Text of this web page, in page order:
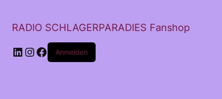
RADIO SCHLAGERPARADIES Fanshop
LinkedIn
Instagram
Facebook
Anmelden